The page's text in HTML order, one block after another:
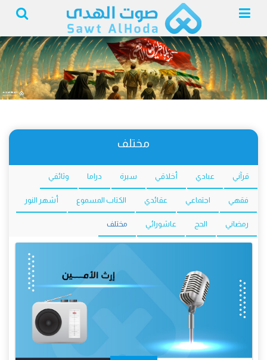
مختلف
قرآني عبادي أخلاقي سيرة دراما وثائقي
فقهي اجتماعي عقائدي الكتاب المسموع أشهر النور
رمضاني الحج عاشورائي مختلف